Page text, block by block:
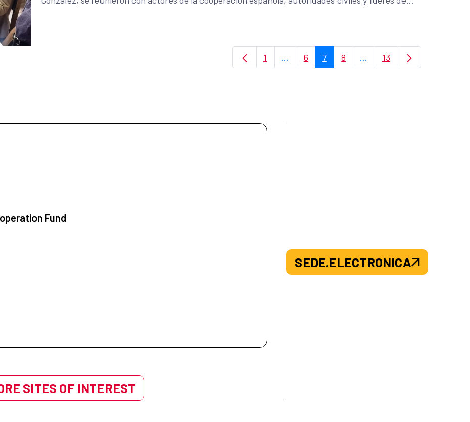
Page
1 ...Intermediate Pages Use TAB to navigate.
Page
6 Page
7 Page
8 ...Intermediate Pages Use
Page
13
Fund
SITES OF INTEREST
SEDE.ELECTRONICA